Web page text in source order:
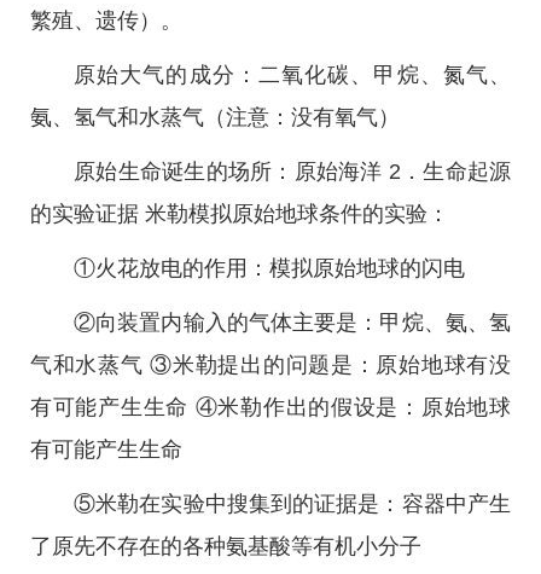
繁殖、遗传）。
原始大气的成分：二氧化碳、甲烷、氮气、
氨、氢气和水蒸气（注意：没有氧气）
原始生命诞生的场所：原始海洋 2．生命起源
的实验证据 米勒模拟原始地球条件的实验：
①火花放电的作用：模拟原始地球的闪电
②向装置内输入的气体主要是：甲烷、氨、氢
气和水蒸气 ③米勒提出的问题是：原始地球有没
有可能产生生命 ④米勒作出的假设是：原始地球
有可能产生生命
⑤米勒在实验中搜集到的证据是：容器中产生
了原先不存在的各种氨基酸等有机小分子